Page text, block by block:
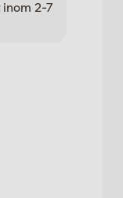
inom 2-7